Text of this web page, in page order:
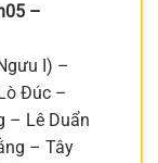
–
I) –
Đúc –
– Lê Duẩn
– Tây